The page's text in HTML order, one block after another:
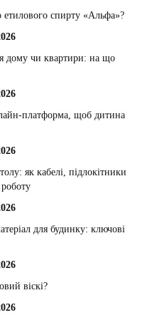
спирту «Альфа»?
дому чи квартири: на що
платформа, щоб дитина
як кабелі, підлокітники
для будинку: ключові
віскі?